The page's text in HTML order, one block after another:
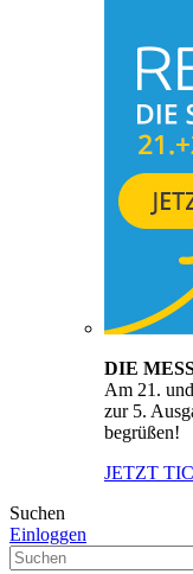
DIE
Am 21.
zur 5.
begrüßen!
JETZT
Suchen
Einloggen